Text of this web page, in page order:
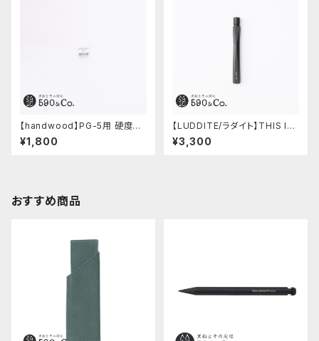
【handwood】PG-5用 硬度表
示窓 (超超ジュラルミン/楕円)
¥1,800
【LUDDITE/ラダイト】THIS IN
DUSTRIAL 芯ケース2 (Facto
ry Model BK)
¥3,300
おすすめ商品